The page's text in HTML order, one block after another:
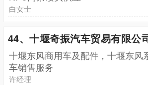
白女士
44、十堰奇振汽车贸易有限公
十堰东风商用车及配件，十堰东风
车销售服务
许经理